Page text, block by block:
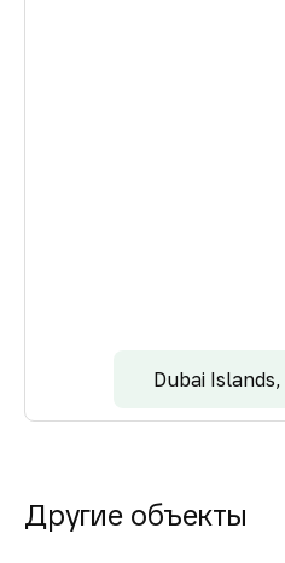
Dubai
Другие объекты